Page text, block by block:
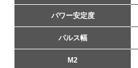
パワー安定度
パルス幅
M2